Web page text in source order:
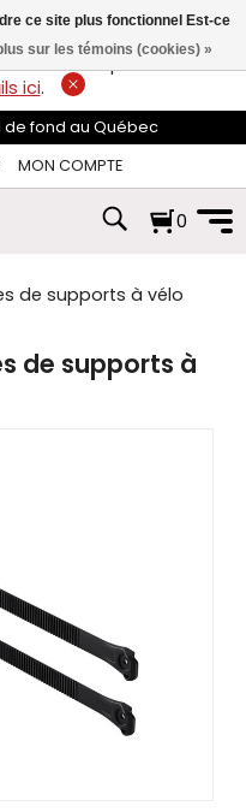
de plus de 74$*.
ici.
de fond au Québec
MON COMPTE
0
de supports à vélo
de supports à
ce site plus fonctionnel Est-ce
sur les témoins (cookies) »